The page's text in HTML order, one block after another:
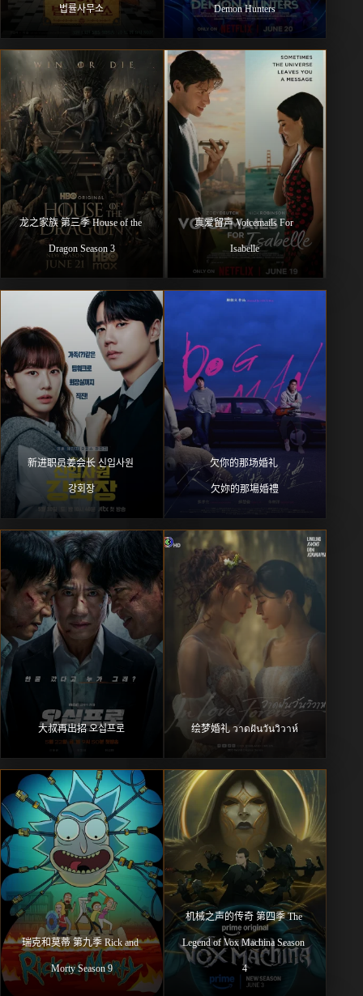
법률사무소 Demon Hunters
龙之家族 第三季 House of the
Dragon Season 3
真爱留声 Voicemails For
Isabelle
新进职员姜会长 신입사원
강회장
欠你的那场婚礼
欠妳的那場婚禮
大叔再出招 오십프로 绘梦婚礼 วาดฝันวันวิวาห์
瑞克和莫蒂 第九季 Rick and
Morty Season 9
机械之声的传奇 第四季 The
Legend of Vox Machina Season
4